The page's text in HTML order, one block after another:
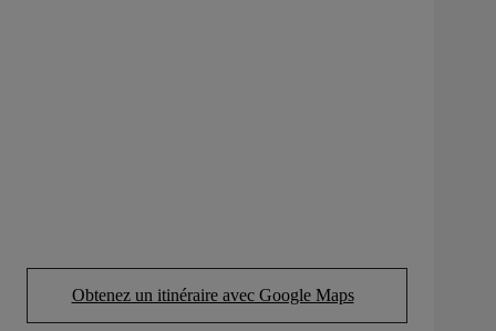
Obtenez un itinéraire avec Google Maps
(Opens in new tab)